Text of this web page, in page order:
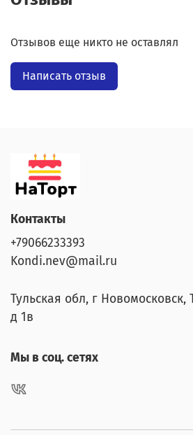
Отзывов еще никто не оставлял
Написать отзыв
Контакты
+79066233393
Kondi.nev@mail.ru
Тульская обл, г Новомосковск,
д 1в
Мы в соц. сетях